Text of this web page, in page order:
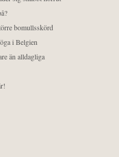
bomullsskörd
i Belgien
än alldagliga